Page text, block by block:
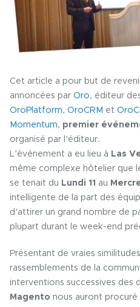
Cet article a pour but de
annoncées par Oro, éditeur
OroPlatform, OroCRM et
Momentum, premier
organisé par l’éditeur.
L’événement a eu lieu à Las
même complexe hôtelier que
se tenait du Lundi 11 au
intelligente de la part des
d’attirer un grand nombre de
plupart durant le week-end
Présentant de vraies
rassemblements de la
interventions successives des
Magento nous auront